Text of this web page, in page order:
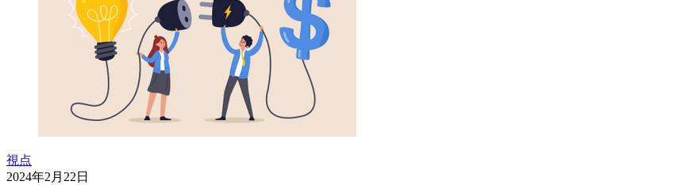
視点
2024年2月22日